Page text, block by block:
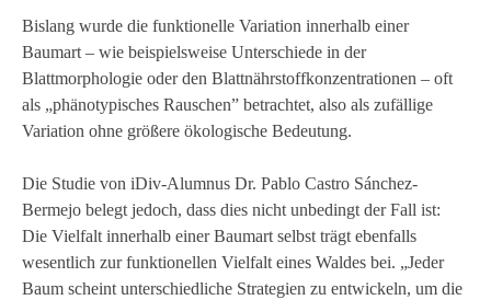
Bislang wurde die funktionelle Variation innerhalb einer
Baumart – wie beispielsweise Unterschiede in der
Blattmorphologie oder den Blattnährstoffkonzentrationen – oft
als „phänotypisches Rauschen” betrachtet, also als zufällige
Variation ohne größere ökologische Bedeutung.
Die Studie von iDiv-Alumnus Dr. Pablo Castro Sánchez-
Bermejo belegt jedoch, dass dies nicht unbedingt der Fall ist:
Die Vielfalt innerhalb einer Baumart selbst trägt ebenfalls
wesentlich zur funktionellen Vielfalt eines Waldes bei. „Jeder
Baum scheint unterschiedliche Strategien zu entwickeln, um die